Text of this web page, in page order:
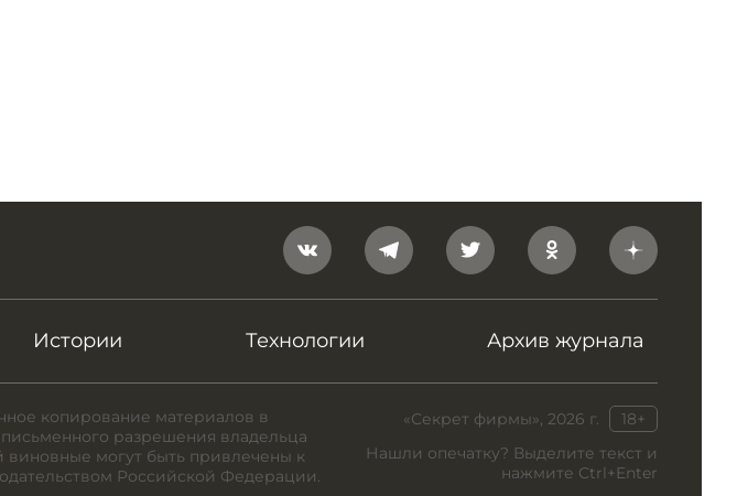
Истории Технологии Архив журнала
«Секрет фирмы», 2026 г.
18+
Нашли опечатку? Выделите текст и
нажмите Ctrl+Enter
копирование материалов в
разрешения владельца
виновные могут быть привлечены к
Российской Федерации.